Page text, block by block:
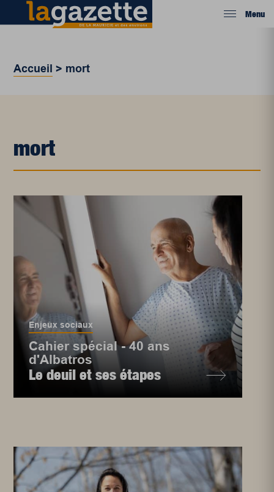
Menu
Accueil > mort
mort
Enjeux sociaux
Cahier spécial - 40 ans
d'Albatros
Le deuil et ses étapes